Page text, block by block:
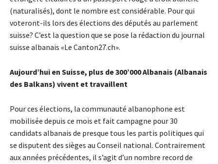
(naturalisés), dont le nombre est considérable. Pour qui
voteront-ils lors des élections des députés au parlement
suisse? C’est la question que se pose la rédaction du journal
suisse albanais «Le Canton27.ch».
Aujourd’hui en Suisse, plus de 300’000 Albanais (Albanais
des Balkans) vivent et travaillent
Pour ces élections, la communauté albanophone est
mobilisée depuis ce mois et fait campagne pour 30
candidats albanais de presque tous les partis politiques qui
se disputent des sièges au Conseil national. Contrairement
aux années précédentes, il s’agit d’un nombre record de